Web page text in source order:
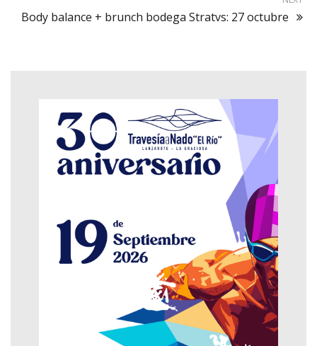
Body balance + brunch bodega Stratvs: 27 octubre